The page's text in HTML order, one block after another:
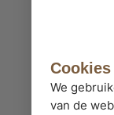
We
van de